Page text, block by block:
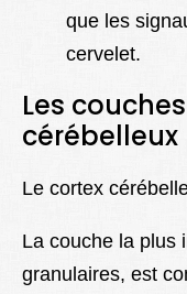
que les
cervelet.
Les
cérébelleux
Le cortex
La couche la plus
granulaires, est